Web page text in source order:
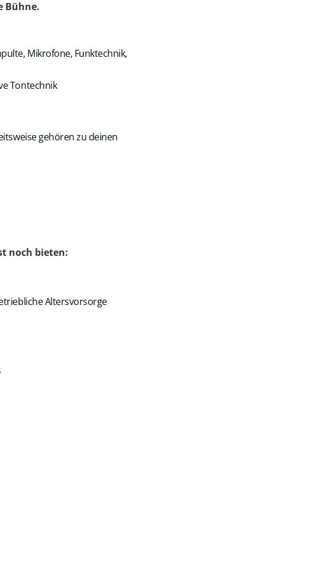
Bühne.
Mikrofone, Funktechnik,
Tontechnik
gehören zu deinen
noch bieten:
Altersvorsorge